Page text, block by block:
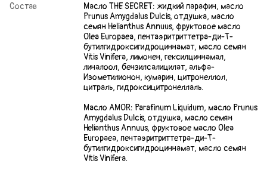
Состав
Масло THE SECRET: жидкий парафин, масло
Prunus Amygdalus Dulcis, отдушка, масло
семян Helianthus Annuus, фруктовое масло
Olea Europaea, пентаэритриттетра-ди-Т-
бутилгидроксигидроциннамат, масло семян
Vitis Vinifera, лимонен, гексилциннамал,
линалоол, бензилсалицилат, альфа-
Изометилионон, кумарин, цитронеллол,
цитраль, гидроксицитронеллаль.
Масло AMOR: Parafinum Liquidum, масло Prunus
Amygdalus Dulcis, отдушка, масло семян
Helianthus Annuus, фруктовое масло Olea
Europaea, пентаэритриттетра-ди-Т-
бутилгидроксигидроциннамат, масло семян
Vitis Vinifera.